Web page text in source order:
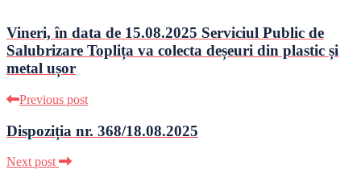
Vineri, în data de 15.08.2025 Serviciul Public de
Salubrizare Toplița va colecta deșeuri din plastic și
metal ușor
Previous post
Dispoziția nr. 368/18.08.2025
Next post